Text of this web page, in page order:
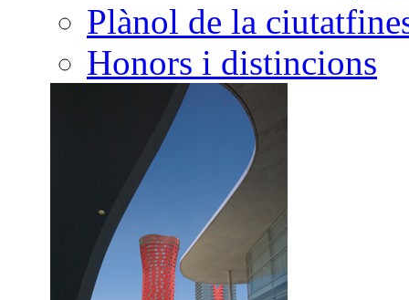
Plànol de la ciutat
Honors i distincions